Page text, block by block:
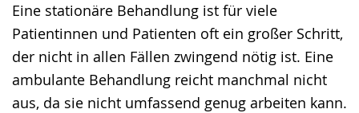
Eine stationäre Behandlung ist für viele
Patientinnen und Patienten oft ein großer Schritt,
der nicht in allen Fällen zwingend nötig ist. Eine
ambulante Behandlung reicht manchmal nicht
aus, da sie nicht umfassend genug arbeiten kann.
wechseln.
Deutscher
Gebärdensprache
wird
angezeigt.